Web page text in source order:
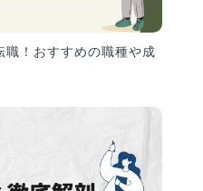
職！おすすめの職種や成